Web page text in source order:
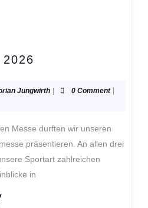
2026
JungwirthFlorian0 Comment
präsentieren. An allen drei
Sportart zahlreichen
in